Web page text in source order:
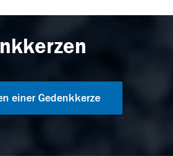
einer Gedenkkerze